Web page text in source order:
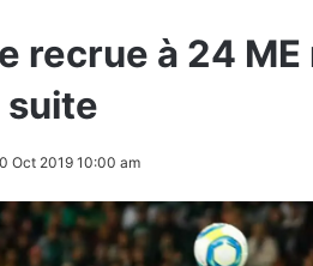
recrue à 24
suite
Oct 2019 10:00 am